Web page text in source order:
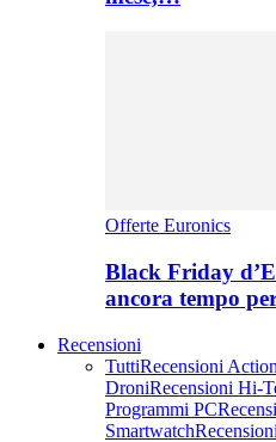
Offerte Euronics
Black Friday
ancora tempo
Recensioni
TuttiRecensioni
DroniRecensioni Hi-
Programmi PC
Smartwatch